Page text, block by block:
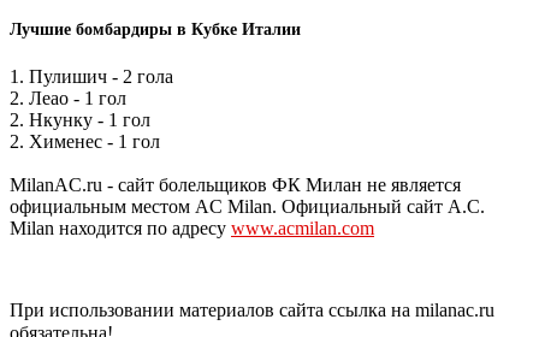
Лучшие бомбардиры в Кубке Италии
1. Пулишич - 2 гола
2. Леао - 1 гол
2. Нкунку - 1 гол
2. Хименес - 1 гол
MilanAC.ru - сайт болельщиков ФК Милан не является
официальным местом AC Milan. Официальный сайт A.C.
Milan находится по адресу www.acmilan.com
При использовании материалов сайта ссылка на milanac.ru
обязательна!